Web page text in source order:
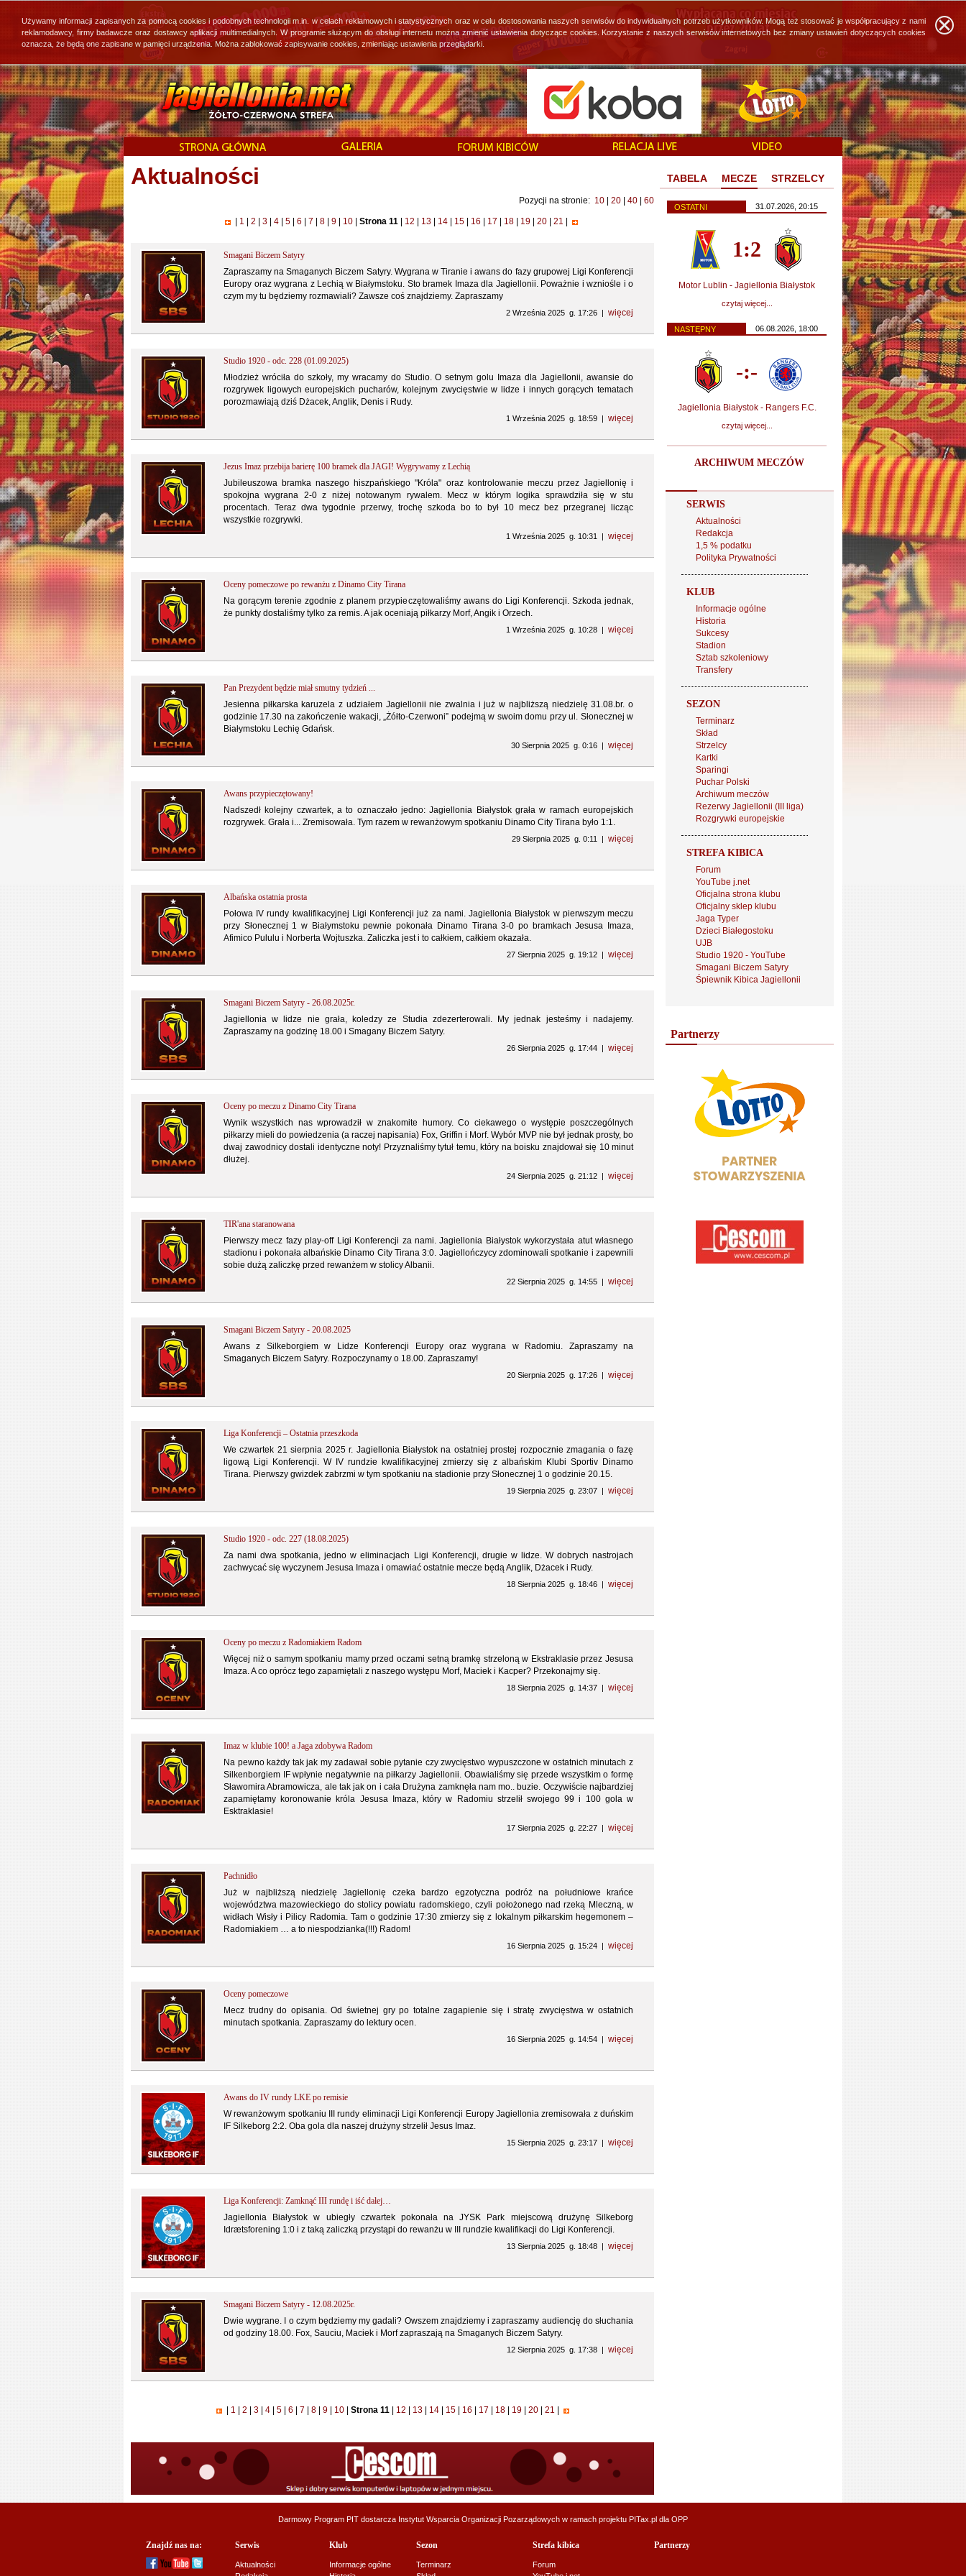
Aktualności
Pozycji na stronie: 10 20 40 60
1 2 3 4 5 6 7 8 9 10 Strona 11 12 13 14 15 16 17 18 19 20 21
Smagani Biczem Satyry
Zapraszamy na Smaganych Biczem Satyry. Wygrana w Tiranie i awans do fazy grupowej Ligi Konferencji
Europy oraz wygrana z Lechią w Białymstoku. Sto bramek Imaza dla Jagiellonii. Poważnie i wzniośle i o
czym my tu będziemy rozmawiali? Zawsze coś znajdziemy. Zapraszamy
2 Września 2025 g. 17:26 | więcej
Studio 1920 - odc. 228 (01.09.2025)
Młodzież wróciła do szkoły, my wracamy do Studio. O setnym golu Imaza dla Jagiellonii, awansie do
rozgrywek ligowych europejskich pucharów, kolejnym zwycięstwie w lidze i innych gorących tematach
porozmawiają dziś Dżacek, Anglik, Denis i Rudy.
1 Września 2025 g. 18:59 | więcej
Jezus Imaz przebija barierę 100 bramek dla JAGI! Wygrywamy z Lechią
Jubileuszowa bramka naszego hiszpańskiego "Króla" oraz kontrolowanie meczu przez Jagiellonię i
spokojna wygrana 2-0 z niżej notowanym rywalem. Mecz w którym logika sprawdziła się w stu
procentach. Teraz dwa tygodnie przerwy, trochę szkoda bo to był 10 mecz bez przegranej licząc
wszystkie rozgrywki.
1 Września 2025 g. 10:31 | więcej
Oceny pomeczowe po rewanżu z Dinamo City Tirana
Na gorącym terenie zgodnie z planem przypieczętowaliśmy awans do Ligi Konferencji. Szkoda jednak,
że punkty dostaliśmy tylko za remis. A jak oceniają piłkarzy Morf, Angik i Orzech.
1 Września 2025 g. 10:28 | więcej
Pan Prezydent będzie miał smutny tydzień ...
Jesienna piłkarska karuzela z udziałem Jagiellonii nie zwalnia i już w najbliższą niedzielę 31.08.br. o
godzinie 17.30 na zakończenie wakacji, „Żółto-Czerwoni” podejmą w swoim domu przy ul. Słonecznej w
Białymstoku Lechię Gdańsk.
30 Sierpnia 2025 g. 0:16 | więcej
Awans przypieczętowany!
Nadszedł kolejny czwartek, a to oznaczało jedno: Jagiellonia Białystok grała w ramach europejskich
rozgrywek. Grała i... Zremisowała. Tym razem w rewanżowym spotkaniu Dinamo City Tirana było 1:1.
29 Sierpnia 2025 g. 0:11 | więcej
Albańska ostatnia prosta
Połowa IV rundy kwalifikacyjnej Ligi Konferencji już za nami. Jagiellonia Białystok w pierwszym meczu
przy Słonecznej 1 w Białymstoku pewnie pokonała Dinamo Tirana 3-0 po bramkach Jesusa Imaza,
Afimico Pululu i Norberta Wojtuszka. Zaliczka jest i to całkiem, całkiem okazała.
27 Sierpnia 2025 g. 19:12 | więcej
Smagani Biczem Satyry - 26.08.2025r.
Jagiellonia w lidze nie grała, koledzy ze Studia zdezerterowali. My jednak jesteśmy i nadajemy.
Zapraszamy na godzinę 18.00 i Smagany Biczem Satyry.
26 Sierpnia 2025 g. 17:44 | więcej
Oceny po meczu z Dinamo City Tirana
Wynik wszystkich nas wprowadził w znakomite humory. Co ciekawego o występie poszczególnych
piłkarzy mieli do powiedzenia (a raczej napisania) Fox, Griffin i Morf. Wybór MVP nie był jednak prosty, bo
dwaj zawodnicy dostali identyczne noty! Przyznaliśmy tytuł temu, który na boisku znajdował się 10 minut
dłużej.
24 Sierpnia 2025 g. 21:12 | więcej
TIR'ana staranowana
Pierwszy mecz fazy play-off Ligi Konferencji za nami. Jagiellonia Białystok wykorzystała atut własnego
stadionu i pokonała albańskie Dinamo City Tirana 3:0. Jagiellończycy zdominowali spotkanie i zapewnili
sobie dużą zaliczkę przed rewanżem w stolicy Albanii.
22 Sierpnia 2025 g. 14:55 | więcej
Smagani Biczem Satyry - 20.08.2025
Awans z Silkeborgiem w Lidze Konferencji Europy oraz wygrana w Radomiu. Zapraszamy na
Smaganych Biczem Satyry. Rozpoczynamy o 18.00. Zapraszamy!
20 Sierpnia 2025 g. 17:26 | więcej
Liga Konferencji – Ostatnia przeszkoda
We czwartek 21 sierpnia 2025 r. Jagiellonia Białystok na ostatniej prostej rozpocznie zmagania o fazę
ligową Ligi Konferencji. W IV rundzie kwalifikacyjnej zmierzy się z albańskim Klubi Sportiv Dinamo
Tirana. Pierwszy gwizdek zabrzmi w tym spotkaniu na stadionie przy Słonecznej 1 o godzinie 20.15.
19 Sierpnia 2025 g. 23:07 | więcej
Studio 1920 - odc. 227 (18.08.2025)
Za nami dwa spotkania, jedno w eliminacjach Ligi Konferencji, drugie w lidze. W dobrych nastrojach
zachwycać się wyczynem Jesusa Imaza i omawiać ostatnie mecze będą Anglik, Dżacek i Rudy.
18 Sierpnia 2025 g. 18:46 | więcej
Oceny po meczu z Radomiakiem Radom
Więcej niż o samym spotkaniu mamy przed oczami setną bramkę strzeloną w Ekstraklasie przez Jesusa
Imaza. A co oprócz tego zapamiętali z naszego występu Morf, Maciek i Kacper? Przekonajmy się.
18 Sierpnia 2025 g. 14:37 | więcej
Imaz w klubie 100! a Jaga zdobywa Radom
Na pewno każdy tak jak my zadawał sobie pytanie czy zwycięstwo wypuszczone w ostatnich minutach z
Silkenborgiem IF wpłynie negatywnie na piłkarzy Jagiellonii. Obawialiśmy się przede wszystkim o formę
Sławomira Abramowicza, ale tak jak on i cała Drużyna zamknęła nam mo.. buzie. Oczywiście najbardziej
zapamiętamy koronowanie króla Jesusa Imaza, który w Radomiu strzelił swojego 99 i 100 gola w
Esktraklasie!
17 Sierpnia 2025 g. 22:27 | więcej
Pachnidło
Już w najbliższą niedzielę Jagiellonię czeka bardzo egzotyczna podróż na południowe krańce
województwa mazowieckiego do stolicy powiatu radomskiego, czyli położonego nad rzeką Mleczną, w
widłach Wisły i Pilicy Radomia. Tam o godzinie 17:30 zmierzy się z lokalnym piłkarskim hegemonem –
Radomiakiem … a to niespodzianka(!!!) Radom!
16 Sierpnia 2025 g. 15:24 | więcej
Oceny pomeczowe
Mecz trudny do opisania. Od świetnej gry po totalne zagapienie się i stratę zwycięstwa w ostatnich
minutach spotkania. Zapraszamy do lektury ocen.
16 Sierpnia 2025 g. 14:54 | więcej
Awans do IV rundy LKE po remisie
W rewanżowym spotkaniu III rundy eliminacji Ligi Konferencji Europy Jagiellonia zremisowała z duńskim
IF Silkeborg 2:2. Oba gola dla naszej drużyny strzelił Jesus Imaz.
15 Sierpnia 2025 g. 23:17 | więcej
Liga Konferencji: Zamknąć III rundę i iść dalej…
Jagiellonia Białystok w ubiegły czwartek pokonała na JYSK Park miejscową drużynę Silkeborg
Idrætsforening 1:0 i z taką zaliczką przystąpi do rewanżu w III rundzie kwalifikacji do Ligi Konferencji.
13 Sierpnia 2025 g. 18:48 | więcej
Smagani Biczem Satyry - 12.08.2025r.
Dwie wygrane. I o czym będziemy my gadali? Owszem znajdziemy i zapraszamy audiencję do słuchania
od godziny 18.00. Fox, Sauciu, Maciek i Morf zapraszają na Smaganych Biczem Satyry.
12 Sierpnia 2025 g. 17:38 | więcej
| 1 2 3 4 5 6 7 8 9 10 Strona 11| 12 13 14 15 16 17 18 19 20 21
TABELA MECZE STRZELCY
OSTATNI 31.07.2026, 20:15
1:2
Motor Lublin - Jagiellonia Białystok
czytaj więcej...
NASTĘPNY 06.08.2026, 18:00
-:-
Jagiellonia Białystok - Rangers F.C.
czytaj więcej...
ARCHIWUM MECZÓW
SERWIS
Aktualności
Redakcja
1,5 % podatku
Polityka Prywatności
KLUB
Informacje ogólne
Historia
Sukcesy
Stadion
Sztab szkoleniowy
Transfery
SEZON
Terminarz
Skład
Strzelcy
Kartki
Sparingi
Puchar Polski
Archiwum meczów
Rezerwy Jagiellonii (III liga)
Rozgrywki europejskie
STREFA KIBICA
Forum
YouTube j.net
Oficjalna strona klubu
Oficjalny sklep klubu
Jaga Typer
Dzieci Białegostoku
UJB
Studio 1920 - YouTube
Smagani Biczem Satyry
Śpiewnik Kibica Jagiellonii
Partnerzy
Darmowy Program PIT dostarcza Instytut Wsparcia Organizacji Pozarządowych w ramach projektu PITax.pl dla OPP
Znajdź nas na: Serwis
Aktualności
Klub
Informacje ogólne
Sezon
Terminarz
Strefa kibica
Forum
Partnerzy
Używamy informacji zapisanych za pomocą cookies i podobnych technologii m.in. w celach reklamowych i statystycznych oraz w celu dostosowania naszych serwisów do indywidualnych potrzeb użytkowników. Mogą też stosować je współpracujący z nami
reklamodawcy, firmy badawcze oraz dostawcy aplikacji multimedialnych. W programie służącym do obsługi internetu można zmienić ustawienia dotyczące cookies. Korzystanie z naszych serwisów internetowych bez zmiany ustawień dotyczących cookies
oznacza, że będą one zapisane w pamięci urządzenia. Można zablokować zapisywanie cookies, zmieniając ustawienia przeglądarki.